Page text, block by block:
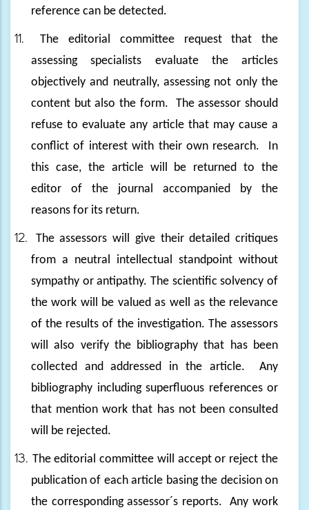
reference can be detected.
11.
The editorial committee request that the
assessing specialists evaluate the articles
objectively and neutrally, assessing not only the
content but also the form.
The assessor should
refuse to evaluate any article that may cause a
conflict of interest with their own research.
In
this case, the article will be returned to the
editor of the journal accompanied by the
reasons for its return.
12.
The assessors will give their detailed critiques
from a neutral intellectual standpoint without
sympathy or antipathy. The scientific solvency of
the work will be valued as well as the relevance
of the results of the investigation. The assessors
will also verify the bibliography that has been
collected and addressed in the article.
Any
bibliography including superfluous references or
that mention work that has not been consulted
will be rejected.
13. The editorial committee will accept or reject the
publication of each article basing the decision on
the corresponding assessor´s reports.
Any work